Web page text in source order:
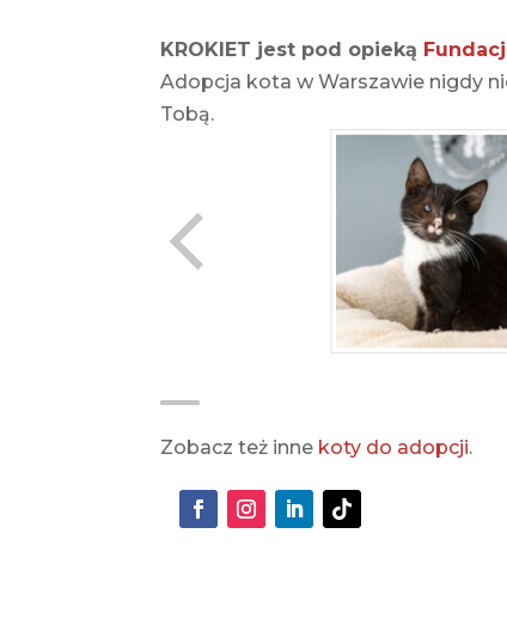
KROKIET jest pod opieką
Adopcja kota w Warszawie nigdy
Tobą.
Zobacz też inne koty do adopcji.